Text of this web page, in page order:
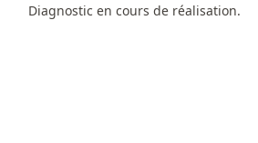
Diagnostic en cours de réalisation.